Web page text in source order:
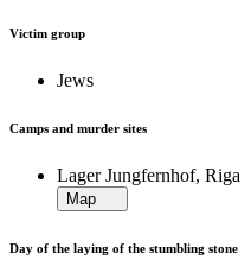
Victim group
Jews
Camps and murder sites
Lager Jungfernhof, Riga
Day of the laying of the stumbling stone